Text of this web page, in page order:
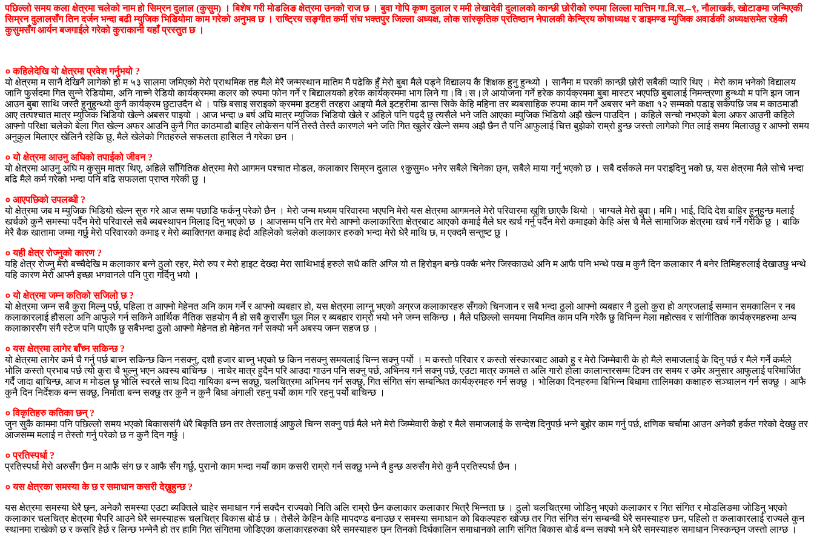
पछिल्लो समय कला क्षेत्रमा चलेको नाम हो सिम्रन दुलाल (कुसुम) । बिशेष गरी मोडलिङ क्षेत्रमा उनको राज छ । बुवा गोपि कृष्ण दुलाल र ममी लेखादेवी दुलालको कान्छी छोरीको रुपमा लिल्ला मात्तिम गा.वि.स.–९, नौलाखर्क, खोटाङमा जन्मिएकी
सिम्रन दुलालसँग तिन दर्जन भन्दा बढी म्युजिक भिडियोमा काम गरेको अनुभव छ । राष्ट्रिय सङ्गीत कर्मी संघ भक्तपुर जिल्ला अध्यक्ष, लोक सांस्कृतिक प्रतिष्ठान नेपालकी केन्द्रिय कोषाध्यक्ष र डाइमण्ड म्युजिक अवार्डकी अध्यक्षसमेत रहेकी
कुसुमसँंग आर्यन बजगाईले गरेको कुराकानी यहाँ प्रस्तुत छ ।
० कहिलेदेखि यो क्षेत्रमा प्रवेश गर्नुभयो ?
यो क्षेत्रमा म सानै देखिनै लागेको हो म ५३ सालमा जमिएको मेरो प्राथमिक तह मैले मेरै जन्मस्थान मातिम मै पढेकि हुँ मेरो बुबा मैले पड्ने विद्यालय कै शिक्षक हुनु हुन्थ्यो । सानैमा म घरकी कान्छी छोरी सबैकी प्यारि थिए । मेरो काम भनेको विद्यालय
जानि फुर्सदमा गित सुन्ने रेडियोमा, अनि नाच्ने रेडियो कार्यक्रममा कलर को रुपमा फोन गर्ने र बिद्यालयको हरेक कार्यक्रममा भाग लिने गा।वि।स।ले आयोजना गर्ने हरेक कार्यक्रममा बुबा मास्टर भएपछि बुबालाई निमन्त्रणा हुन्थ्यो म पनि झन जान
आउन बुबा साथि जस्तै हुनुहुन्थ्यो कुनै कार्यक्रम छुटाउदैन थे । पछि बसाइ सराइको क्रममा इटहरी तरहरा आइयो मैले इटहरीमा डान्स सिके केहि महिना तर ब्यबसाहिक रुपमा काम गर्ने अबसर भने कक्षा १२ सम्मको पडाइ सकेपछि जब म काठमाडौ
आए तत्पश्चात मात्र म्युजिक भिडियो खेल्ने अबसर पाइयो । आज भन्दा ७ बर्ष अघि मात्र म्युजिक भिडियो खेले र अहिले पनि पढ्दै छु त्यसैले भने जति आएका म्युजिक भिडियो अझै खेल्न पाउदिन । कहिले सन्चो नभएको बेला अफर आउनी कहिले
आफ्नो परिक्षा चलेको बेला गित खेल्न अफर आउनि कुनै गित काठमाडौ बाहिर लोकेसन पर्नि तेस्तै तेस्तै कारणले भने जति गित खुलेर खेल्ने समय अझै छैन तै पनि आफुलाई चित्त बुझेको राम्रो हुन्छ जस्तो लागेको गित लाई समय मिलाउछु र आफ्नो समय
अनुकुल मिलाएर खेलिनै रहेकि छु, मैले खेलेको गितहरुले सफलता हासिल नै गरेका छन ।
० यो क्षेत्रमा आउनु अघिको तपाईको जीवन ?
यो क्षेत्रमा आउनु अघि म कुसुम मात्र थिए, अहिले साँगितिक क्षेत्रमा मेरो आगमन पश्चात मोडल, कलाकार सिम्रन दुलाल ९कुसुम० भनेर सबैले चिनेका छ्न, सबैले माया गर्नु भएको छ । सबै दर्सकले मन पराइदिनु भको छ, यस क्षेत्रमा मैले सोचे भन्दा
बढि मैले कर्म गरेको भन्दा पनि बढि सफलता प्राप्त गरेकी छु ।
० आएपछिको उपलब्धी ?
यो क्षेत्रमा जब म म्युजिक भिडियो खेल्न सुरु गरे आज सम्म पछाडि फर्कनु परेको छैन । मेरो जन्म मध्यम परिवारमा भएपनि मेरो यस क्षेत्रमा आगमनले मेरो परिवारमा खुशि छाएकै थियो । भाग्यले मेरो बुवा। ममि। भाई, दिदि देश बाहिर हुनुहुन्छ मलाई
खर्चको कुनै समस्या पर्दैन मेरो परिवारले सबै ब्यबस्थापन मिलाइ दिनु भएको छ । आजसम्म पनि तर मेरो आफ्नो कलाकारिता क्षेत्रबाट आएको कमाई मैले घर खर्च गर्नु पर्दैन मेरो कमाइको केहि अंस चै मैले सामाजिक क्षेत्रमा खर्च गर्ने गरेकि छु । बाकि
मेरै बैक खातामा जम्मा गर्छु मेरो परिवारको कमाइ र मेरो ब्याक्तिगत कमाइ हेर्दा अहिलेको चलेको कलाकार हरुको भन्दा मेरो धेरै माथि छ, म एक्दमै सन्तुष्ट छु ।
० यही क्षेत्र रोज्नुको कारण ?
यहि क्षेत्र रोज्नु मेरो बच्चैदेखि म कलाकार बन्ने ठुलो रहर, मेरो रुप र मेरो हाइट देख्दा मेरा साथिभाई हरुले सधै कति अग्लि यो त हिरोइन बन्छे पक्कै भनेर जिस्काउथे अनि म आफै पनि भन्थे पख म कुनै दिन कलाकार नै बनेर तिमिहरुलाई देखाउछु भन्थे
यहि कारण मेरो आफ्नै इच्छा भगवानले पनि पुरा गर्दिनु भयो ।
० यो क्षेत्रमा जम्न कतिको सजिलो छ ?
यो क्षेत्रमा जम्न सबै कुरा मिल्नु पर्छ, पहिला त आफ्नो मेहेनत अनि काम गर्ने र आफ्नो व्यबहार हो, यस क्षेत्रमा लाग्नु भएको अग्रज कलाकारहरु सँगको चिनजान र सबै भन्दा ठुलो आफ्नो व्यबहार नै ठुलो कुरा हो अग्रजलाई सम्मान समकालिन र नब
कलाकारलाई हौसला अनि आफुले गर्न सकिने आर्थिक नैतिक सहयोग नै हो सबै कुरासँग घुल मिल र ब्यबहार राम्रो भयो भने जम्न सकिन्छ । मैले पछिल्लो समयमा नियमित काम पनि गरेकै छु विभिन्न मेला महोत्सव र सांगीतिक कार्यक्रमहरुमा अन्य
कलाकारसँग संगै स्टेज पनि पाएकै छु सबैभन्दा ठुलो आफ्नो मेहेनत हो मेहेनत गर्न सक्यो भने अबस्य जम्न सहज छ ।
० यस क्षेत्रमा लागेर बाँच्न सकिन्छ ?
यो क्षेत्रमा लागेर कर्म चै गर्नु पर्छ बाच्न सकिन्छ किन नसक्नु, दशौ हजार बाच्नु भएको छ किन नसक्नु समयलाई चिन्न सक्नु पर्यो । म कस्तो परिवार र कस्तो संस्कारबाट आको हु र मेरो जिम्मेवारी के हो मैले समाजलाई के दिनु पर्छ र मैले गर्ने कर्मले
भोलि कस्तो प्रभाब पर्छ त्यो कुरा चै भुल्नु भएन अवस्य बाचिन्छ । नाचेर मात्र हुदैन परि आउदा गाउन पनि सक्नु पर्छ, अभिनय गर्न सक्नु पर्छ, एउटा मात्र कामले त अलि गारो होला कालान्तरसम्म टिक्न तर समय र उमेर अनुसार आफुलाई परिमार्जित
गर्दै जादा बाचिन्छ, आज म मोडल छु भोलि स्वरले साथ दिदा गायिका बन्न सक्छु, चलचित्रमा अभिनय गर्न सक्छु, गित संगित संग सम्बन्धित कार्यक्रमहरु गर्न सक्छु । भोलिका दिनहरुमा बिभिन्न बिधामा तालिमका कक्षाहरु सञ्चालन गर्न सक्छु । आफै
कुनै दिन निर्देशक बन्न सक्छु, निर्माता बन्न सक्छु तर कुनै न कुनै बिधा अंगाली रहनु पर्यो काम गरि रहनु पर्यो बाचिन्छ ।
० विकृतिहरु कतिका छन् ?
जुन सुकै काममा पनि पछिल्लो समय भएको बिकाससंगै धेरै बिकृति छन तर तेस्तालाई आफुले चिन्न सक्नु पर्छ मैले भने मेरो जिम्मेवारी केहो र मैले समाजलाई के सन्देश दिनुपर्छ भन्ने बुझेर काम गर्नु पर्छ, क्षणिक चर्चामा आउन अनेकौ हर्कत गरेको देख्छु तर
आजसम्म मलाई न तेस्तो गर्नु परेको छ न कुनै दिन गर्छु ।
० प्रतिस्पर्धा ?
प्रतिस्पर्धा मेरो अरुसँग छैन म आफै संग छ र आफै सँग गर्छु, पुरानो काम भन्दा नयाँ काम कसरी राम्रो गर्न सक्छु भन्ने नै हुन्छ अरुसँग मेरो कुनै प्रतिस्पर्धा छैन ।
० यस क्षेत्रका समस्या के छ र समाधान कसरी देख्नुहुन्छ ?
यस क्षेत्रमा समस्या धेरै छ्न, अनेकौ समस्या एउटा ब्यक्तिले चाहेर समाधान गर्न सक्दैन राज्यको निति अलि राम्रो छैन कलाकार कलाकार भित्रै भिन्नता छ । ठुलो चलचित्रमा जोडिनु भएको कलाकार र गित संगित र मोडलिङमा जोडिनु भएको
कलाकार चलचित्र क्षेत्रमा भैपरि आउने धेरै समस्याहरू चलचित्र बिकास बोर्ड छ । तेसैले केहिन केहि मापदण्ड बनाउछ र समस्या समाधान को बिकल्पहरु खोज्छ तर गित संगित संग सम्बन्धी धेरै समस्याहरु छन, पहिलो त कलाकारलाई राज्यले कुन
स्थानमा राखेको छ र कसरि हेर्छ र लिन्छ भन्नेनै हो तर हामि गित संगितमा जोडिएका कलाकारहरुका धेरै समस्याहरु छ्न तिनको दिर्घकालिन समाधानको लागि संगित बिकास बोर्ड बन्न सक्यो भने धेरै समस्याहरु समाधान निस्कन्छ्न जस्तो लाग्छ ।